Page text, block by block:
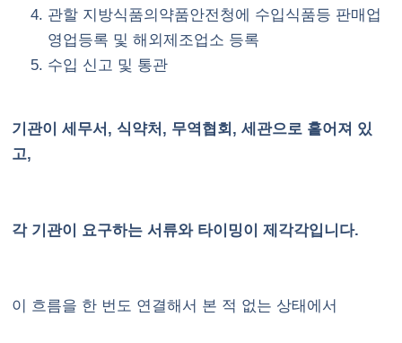
관할 지방식품의약품안전청에 수입식품등 판매업
영업등록 및 해외제조업소 등록
수입 신고 및 통관
기관이 세무서, 식약처, 무역협회, 세관으로 흩어져 있
고,
각 기관이 요구하는 서류와 타이밍이 제각각입니다.
이 흐름을 한 번도 연결해서 본 적 없는 상태에서